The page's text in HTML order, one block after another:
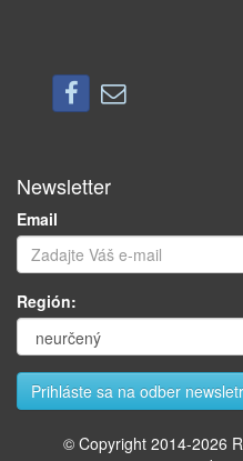
Newsletter
Email
Región:
© Copyright 2014-2026